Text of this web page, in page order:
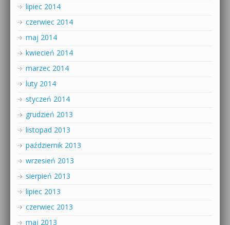
lipiec 2014
czerwiec 2014
maj 2014
kwiecień 2014
marzec 2014
luty 2014
styczeń 2014
grudzień 2013
listopad 2013
październik 2013
wrzesień 2013
sierpień 2013
lipiec 2013
czerwiec 2013
maj 2013